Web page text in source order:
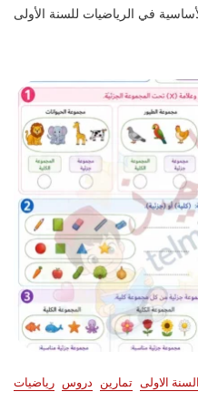
في الرياضيات للسنة الأولى
السنة الاولى تمارين دروس رياضيات